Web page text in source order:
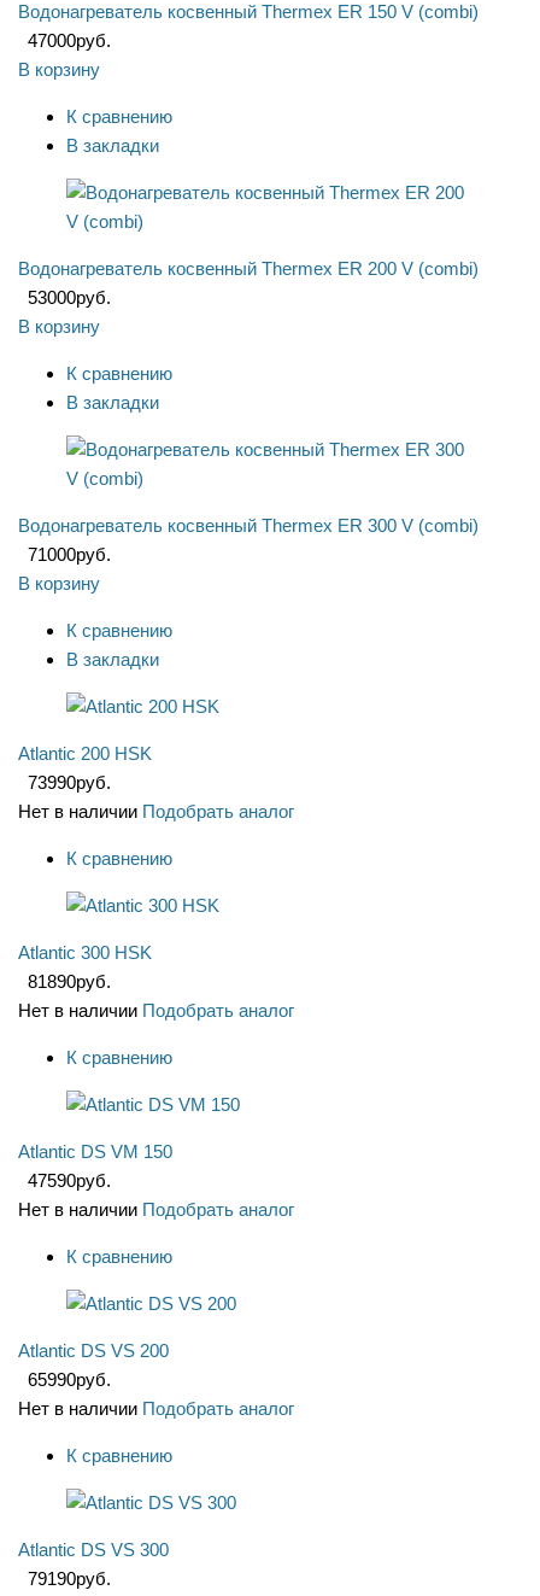
Водонагреватель косвенный Thermex ER 150 V (combi)
47000руб.
В корзину
К сравнению
В закладки
Водонагреватель косвенный Thermex ER 200 V (combi)
53000руб.
В корзину
К сравнению
В закладки
Водонагреватель косвенный Thermex ER 300 V (combi)
71000руб.
В корзину
К сравнению
В закладки
Atlantic 200 HSK
73990руб.
Нет в наличии Подобрать аналог
К сравнению
Atlantic 300 HSK
81890руб.
Нет в наличии Подобрать аналог
К сравнению
Atlantic DS VM 150
47590руб.
Нет в наличии Подобрать аналог
К сравнению
Atlantic DS VS 200
65990руб.
Нет в наличии Подобрать аналог
К сравнению
Atlantic DS VS 300
79190руб.